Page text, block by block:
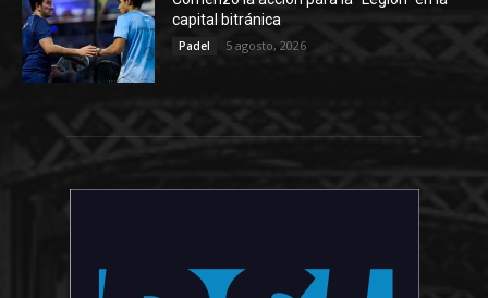
capital bitránica
Padel 5 agosto, 2026